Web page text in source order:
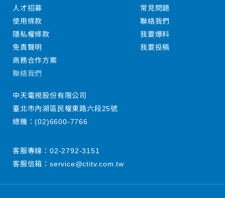
人才招募
使用條款
隱私權條款
免責聲明
商務合作方案
常見問題
聯絡我們
我要爆料
我要投稿
聯絡我們
中天電視股份有限公司
臺北市內湖區民權東路六段25號
總機：(02)6600-7766
客服專線： 02-2792-3151
客服信箱： service@ctitv.com.tw